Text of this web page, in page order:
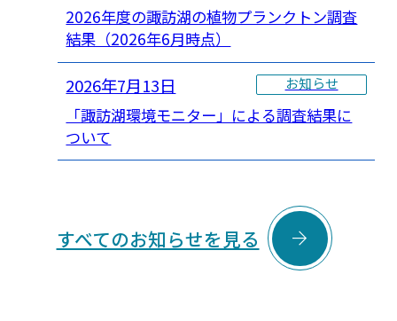
2026年度の諏訪湖の植物プランクトン調査
結果（2026年6月時点）
2026年7月13日 お知らせ
「諏訪湖環境モニター」による調査結果に
ついて
すべてのお知らせを見る 